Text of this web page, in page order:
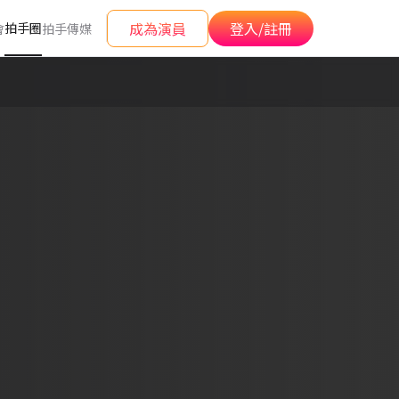
拍手圈拍手傳媒 成為演員 登入/註冊